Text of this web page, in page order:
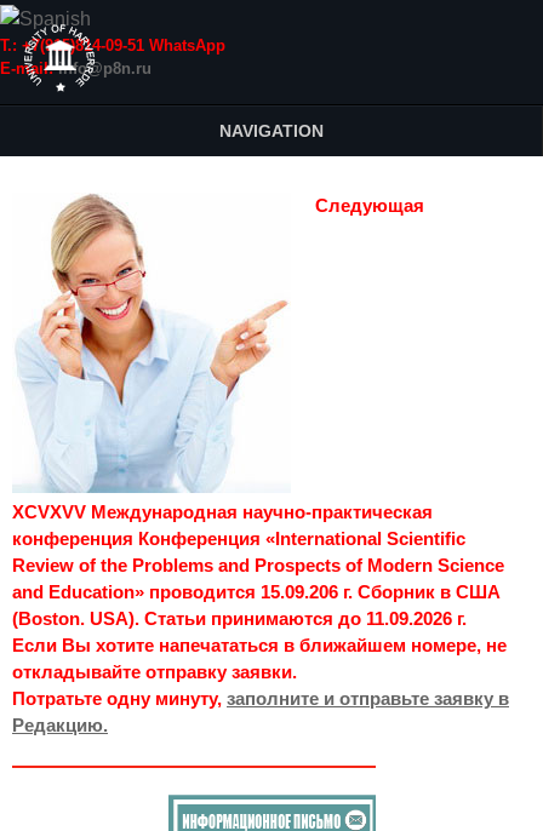
Т.: +7(915)814-09-51 WhatsApp
E-mail:info@p8n.ru
NAVIGATION
Следующая
XCVXVV Международная научно-практическая
конференция Конференция «International Scientific
Review of the Problems and Prospects of Modern Science
and Education» проводится 15.09.206 г. Сборник в США
(Boston. USA). Статьи принимаются до 11.09.2026 г.
Если Вы хотите напечататься в ближайшем номере, не
откладывайте отправку заявки.
Потратьте одну минуту, заполните и отправьте заявку в
Редакцию.